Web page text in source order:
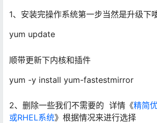
1、安装完操作系统第一步当然是升级下
yum update
顺带更新下内核和插件
yum -y install yum-fastestmirror
2、删除一些我们不需要的 详情《精简
或RHEL系统》根据情况来进行选择